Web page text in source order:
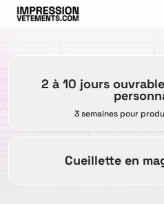
2 à 10 jours
3 semaines pour
Cueillette en